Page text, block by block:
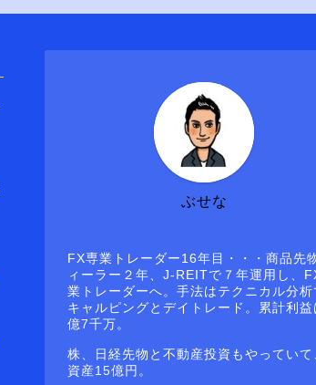
ぶせな
FX専業トレーダー16年目・・・商品先
ィーラー２年、J-REITで７年運用し、
業トレーダーへ。手法はテクニカル分析
キャルピングとデイトレード。累計利益
億7千万。
株、日経先物と不動産投資もやっていて
資産15億円。